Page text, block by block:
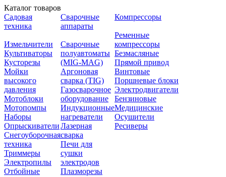
Каталог товаров
Садовая
техника
Измельчители
Культиваторы
Кусторезы
Мойки
высокого
давления
Мотоблоки
Мотопомпы
Наборы
Опрыскиватели
Снегоуборочная
техника
Триммеры
Электропилы
Отбойные
Сварочные
аппараты
Сварочные
полуавтоматы
(MIG-MAG)
Аргоновая
сварка (TIG)
Газосварочное
оборудование
Индукционные
нагреватели
Лазерная
сварка
Печи для
сушки
электродов
Плазморезы
Компрессоры
Ременные
компрессоры
Безмасляные
Прямой привод
Винтовые
Поршневые блоки
Электродвигатели
Бензиновые
Медицинские
Осушители
Ресиверы